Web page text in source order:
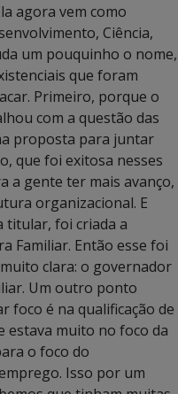
agora vem como
Ciência,
um pouquinho o nome,
que foram
Primeiro, porque o
com a questão das
proposta para juntar
que foi exitosa nesses
a gente ter mais avanço,
organizacional. E
titular, foi criada a
Familiar. Então esse foi
clara: o governador
Um outro ponto
foco é na qualificação de
estava muito no foco da
o foco do
Isso por um